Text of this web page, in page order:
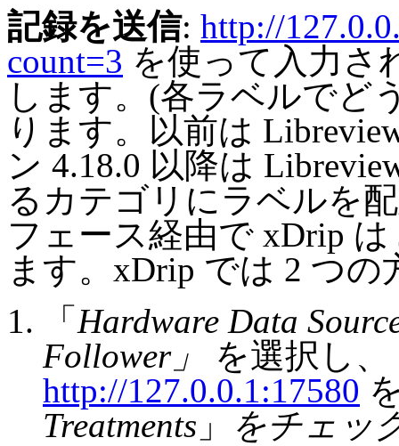
記録を送信: http://
count=3 を使って入力さ
します。(各ラベルでど
ります。以前は
ン 4.18.0 以降は
るカテゴリにラベルを
フェース経由で xDrip
ます。xDrip では 2 つ
「 Hardware Data
Follower」
を選択し
http://127.0.0.1:17580
Treatments 」
をチェッ